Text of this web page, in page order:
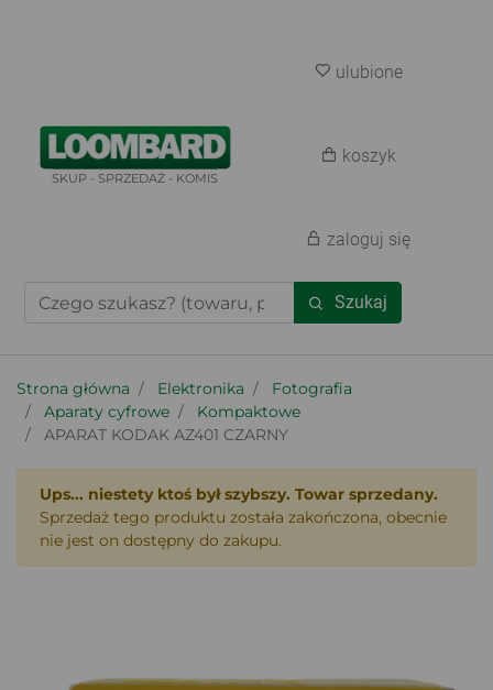
SKUP - SPRZEDAŻ - KOMIS
Szukaj
ulubione
koszyk
zaloguj się
Strona główna Elektronika
Fotografia
Aparaty cyfrowe
Kompaktowe
APARAT KODAK AZ401 CZARNY
Ups... niestety ktoś był szybszy. Towar sprzedany.
Sprzedaż tego produktu została zakończona, obecnie
nie jest on dostępny do zakupu.